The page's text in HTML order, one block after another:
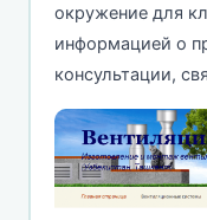
окружение для
информацией о
консультации,